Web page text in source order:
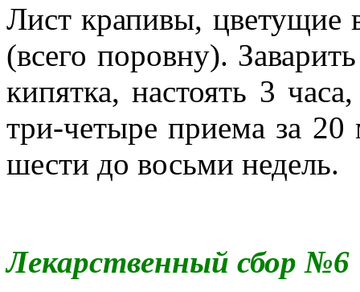
Лист крапивы, цветущие
(всего поровну).
кипятка, настоять 3
три-четыре приема за
шести до восьми недель.
Лекарственный сбор №6